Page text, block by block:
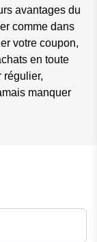
avantages du
comme dans
votre coupon,
en toute
régulier,
manquer